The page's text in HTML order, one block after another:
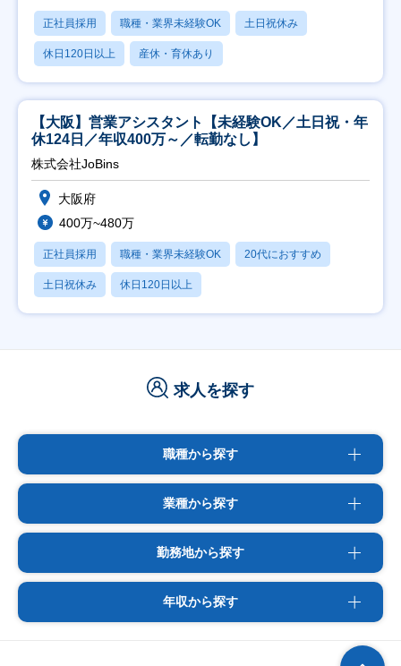
正社員採用 職種・業界未経験OK 土日祝休み
休日120日以上 産休・育休あり
【大阪】営業アシスタント【未経験OK／土日祝・年
休124日／年収400万～／転勤なし】
株式会社JoBins
大阪府
400万~480万
正社員採用 職種・業界未経験OK 20代におすすめ
土日祝休み 休日120日以上
求人を探す
職種から探す
業種から探す
勤務地から探す
年収から探す